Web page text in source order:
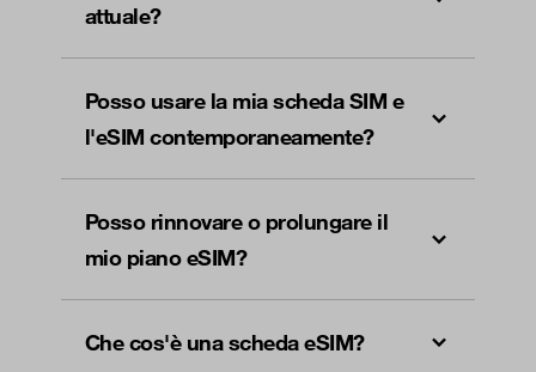
attuale?
Posso usare la mia scheda SIM e
l'eSIM contemporaneamente?
Posso rinnovare o prolungare il
mio piano eSIM?
Che cos'è una scheda eSIM?